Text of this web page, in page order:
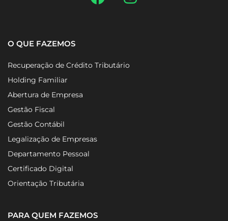
O QUE FAZEMOS
Recuperação de Crédito Tributário
Holding Familiar
Abertura de Empresa
Gestão Fiscal
Gestão Contábil
Legalização de Empresas
Departamento Pessoal
Certificado Digital
Orientação Tributária
PARA QUEM FAZEMOS